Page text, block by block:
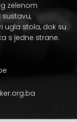
zelenom
sustavu,
ugla stola, dok su
s jedne strane.